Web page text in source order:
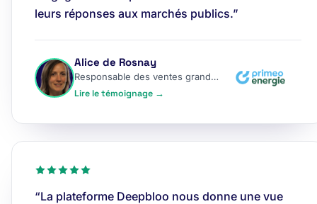
leurs réponses aux marchés publics.”
Alice de Rosnay
Responsable des ventes grands comptes
Lire le témoignage →
“La plateforme Deepbloo nous donne une vue